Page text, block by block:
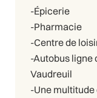
-Épicerie
-Pharmacie
-Centre de
-Autobus ligne
Vaudreuil
-Une